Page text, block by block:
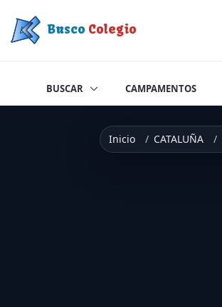
Busco Colegio
BUSCAR CAMPAMENTOS
Inicio CATALUÑA